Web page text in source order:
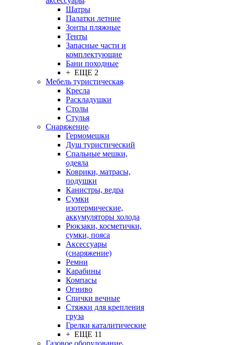
Шатры
Палатки летние
Зонты пляжные
Тенты
Запасные части и
комплектующие
Бани походные
+ ЕЩЕ 2
Мебель туристическая
Кресла
Раскладушки
Столы
Стулья
Снаряжение
Гермомешки
Душ туристический
Спальные мешки,
одеяла
Коврики, матрасы,
подушки
Канистры, ведра
Сумки
изотермические,
аккумуляторы холода
Рюкзаки, косметички,
сумки, пояса
Аксессуары
(снаряжение)
Ремни
Карабины
Компасы
Огниво
Спички вечные
Стяжки для крепления
груза
Грелки каталитические
+ ЕЩЕ 11
Газовое оборудование